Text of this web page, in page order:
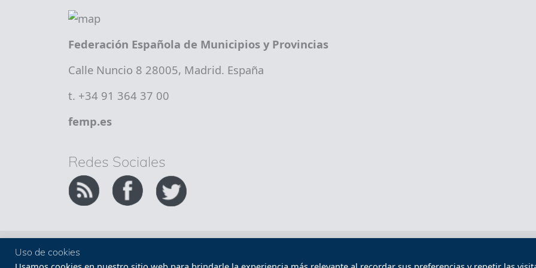
Federación Española de Municipios y Provincias
Calle Nuncio 8 28005, Madrid. España
t. +34 91 364 37 00
femp.es
Redes Sociales
Uso de cookies